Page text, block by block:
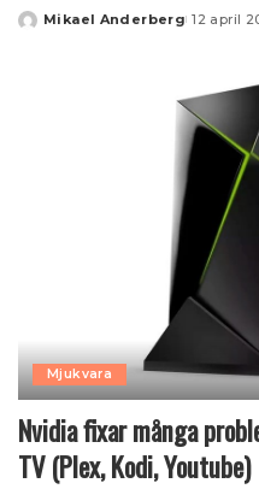
Posted
Mikael Anderberg 12 april
Mjukvara
Nvidia fixar många
TV (Plex, Kodi, Youtube)